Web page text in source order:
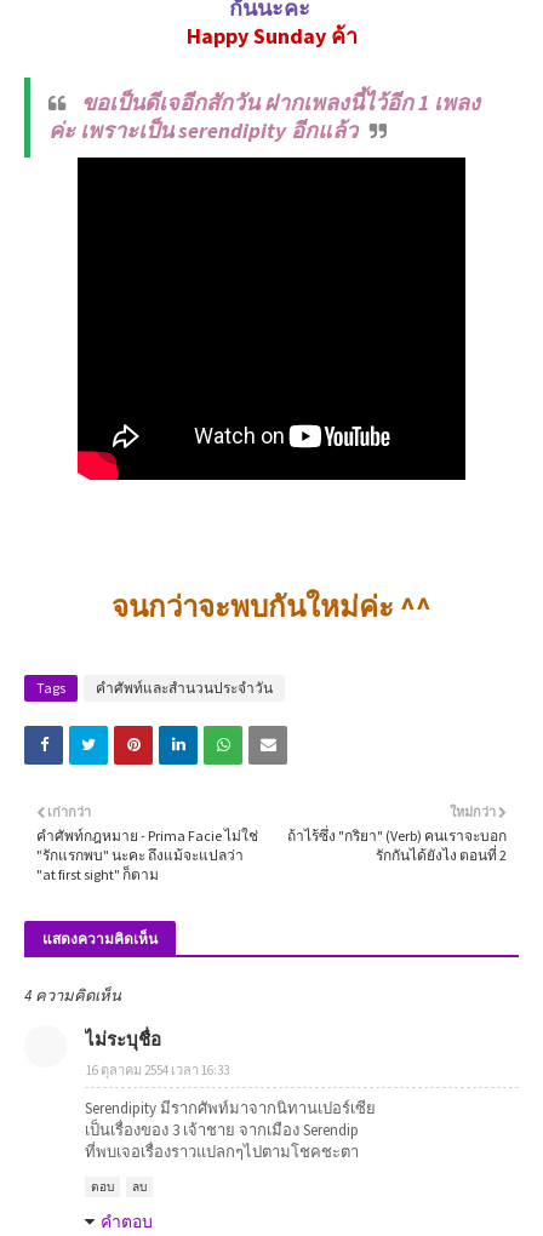
กันนะคะ
Happy Sunday ค้า
ขอเป็นดีเจอีกสักวัน ฝากเพลงนี้ไว้อีก 1 เพลง
ค่ะ เพราะเป็น serendipity อีกแล้ว
จนกว่าจะพบกันใหม่ค่ะ ^^
Tags คำศัพท์และสำนวนประจำวัน
ใหม่กว่า
ถ้าไร้ซึ่ง "กริยา" (Verb) คนเราจะบอก
รักกันได้ยังไง ตอนที่ 2
เก่ากว่า
คำศัพท์กฎหมาย - Prima Facie ไม่ใช่
"รักแรกพบ" นะคะ ถึงแม้จะแปลว่า
"at first sight" ก็ตาม
แสดงความคิดเห็น
4 ความคิดเห็น
ไม่ระบุชื่อ
16 ตุลาคม 2554 เวลา 16:33
Serendipity มีรากศัพท์มาจากนิทานเปอร์เซีย
เป็นเรื่องของ 3 เจ้าชาย จากเมือง Serendip
ที่พบเจอเรื่องราวแปลกๆไปตามโชคชะตา
ตอบ ลบ
คำตอบ